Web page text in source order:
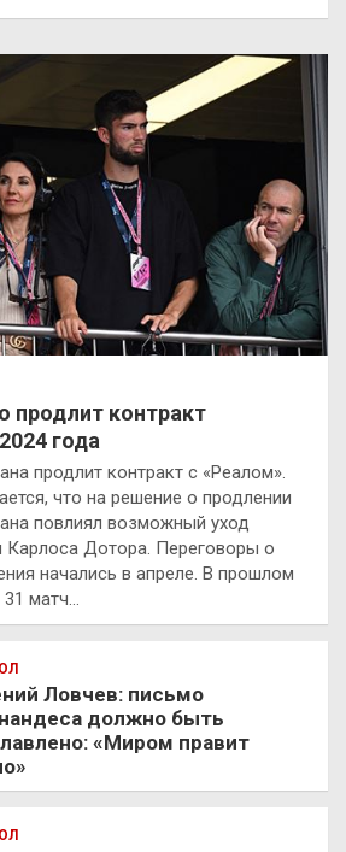
продлит контракт
года
продлит контракт с «Реалом».
что на решение о продлении
повлиял возможный уход
Карлоса Дотора. Переговоры о
начались в апреле. В прошлом
матч…
Ловчев: письмо
должно быть
«Миром правит